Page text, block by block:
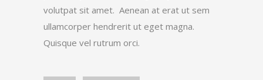
volutpat sit amet. Aenean at erat ut sem
ullamcorper hendrerit ut eget magna.
Quisque vel rutrum orci.